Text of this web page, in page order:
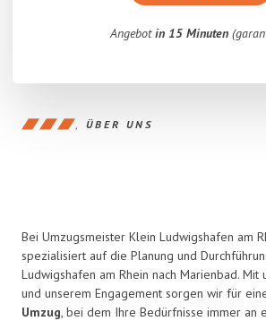
Angebotin 15 Minuten
ÜBER UNS
Bei Umzugsmeister Klein Ludwigshafen am
spezialisiert auf die Planung und
Ludwigshafen am Rhein nach Marienbad. Mit
und unserem Engagement sorgen wir für
Umzug, bei dem Ihre Bedürfnisse immer an